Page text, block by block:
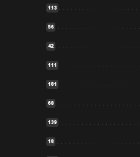
113
56
42
111
181
68
139
18